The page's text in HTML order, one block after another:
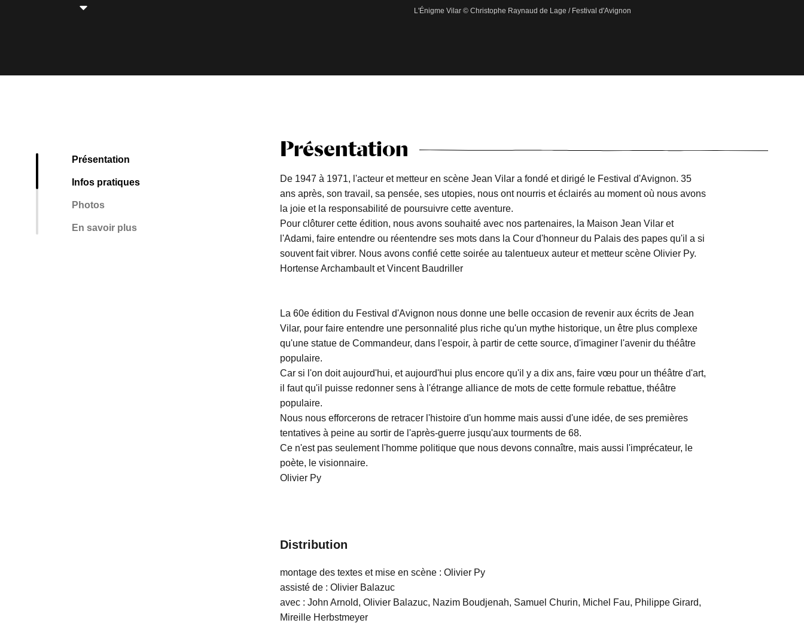
L'Énigme Vilar © Christophe Raynaud de Lage / Festival d'Avignon
Présentation
Infos pratiques
Photos
En savoir plus
Présentation
De 1947 à 1971, l'acteur et metteur en scène Jean Vilar a fondé et dirigé le Festival d'Avignon. 35
ans après, son travail, sa pensée, ses utopies, nous ont nourris et éclairés au moment où nous avons
la joie et la responsabilité de poursuivre cette aventure.
Pour clôturer cette édition, nous avons souhaité avec nos partenaires, la Maison Jean Vilar et
l'Adami, faire entendre ou réentendre ses mots dans la Cour d'honneur du Palais des papes qu'il a si
souvent fait vibrer. Nous avons confié cette soirée au talentueux auteur et metteur scène Olivier Py.
Hortense Archambault et Vincent Baudriller
La 60e édition du Festival d'Avignon nous donne une belle occasion de revenir aux écrits de Jean
Vilar, pour faire entendre une personnalité plus riche qu'un mythe historique, un être plus complexe
qu'une statue de Commandeur, dans l'espoir, à partir de cette source, d'imaginer l'avenir du théâtre
populaire.
Car si l'on doit aujourd'hui, et aujourd'hui plus encore qu'il y a dix ans, faire vœu pour un théâtre d'art,
il faut qu'il puisse redonner sens à l'étrange alliance de mots de cette formule rebattue, théâtre
populaire.
Nous nous efforcerons de retracer l'histoire d'un homme mais aussi d'une idée, de ses premières
tentatives à peine au sortir de l'après-guerre jusqu'aux tourments de 68.
Ce n'est pas seulement l'homme politique que nous devons connaître, mais aussi l'imprécateur, le
poète, le visionnaire.
Olivier Py
Distribution
montage des textes et mise en scène : Olivier Py
assisté de : Olivier Balazuc
avec : John Arnold, Olivier Balazuc, Nazim Boudjenah, Samuel Churin, Michel Fau, Philippe Girard,
Mireille Herbstmeyer